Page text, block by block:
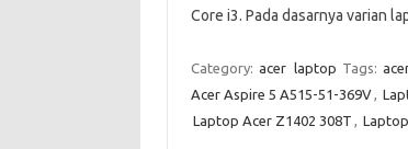
Core i3. Pada dasarnya varian
Category: acer laptop Tags:
Acer Aspire 5 A515-51-369V,
Laptop Acer Z1402 308T ,